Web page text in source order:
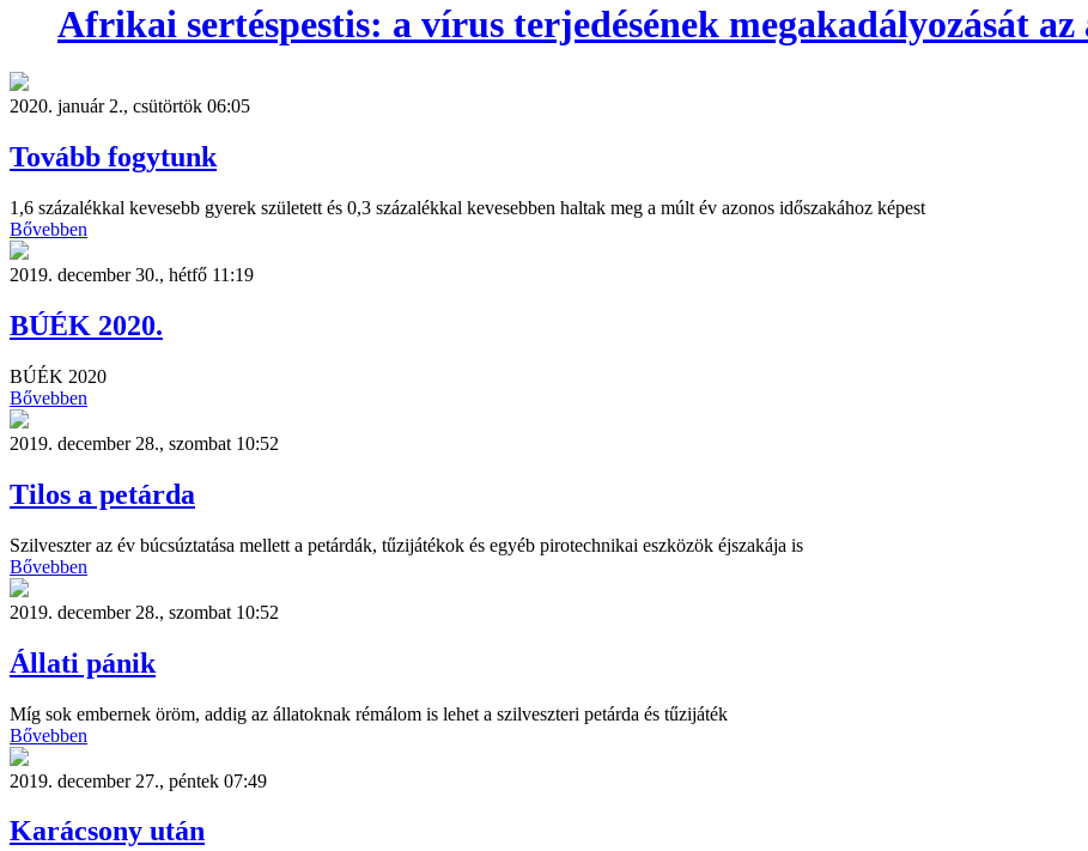
Afrikai sertéspestis: a vírus terjedésének megakadályozását
2020. január 2., csütörtök 06:05
Tovább fogytunk
1,6 százalékkal kevesebb gyerek született és 0,3 százalékkal kevesebben haltak meg a múlt év azonos időszakához képest
Bővebben
2019. december 30., hétfő 11:19
BÚÉK 2020.
BÚÉK 2020
Bővebben
2019. december 28., szombat 10:52
Tilos a petárda
Szilveszter az év búcsúztatása mellett a petárdák, tűzijátékok és egyéb pirotechnikai eszközök éjszakája is
Bővebben
2019. december 28., szombat 10:52
Állati pánik
Míg sok embernek öröm, addig az állatoknak rémálom is lehet a szilveszteri petárda és tűzijáték
Bővebben
2019. december 27., péntek 07:49
Karácsony után